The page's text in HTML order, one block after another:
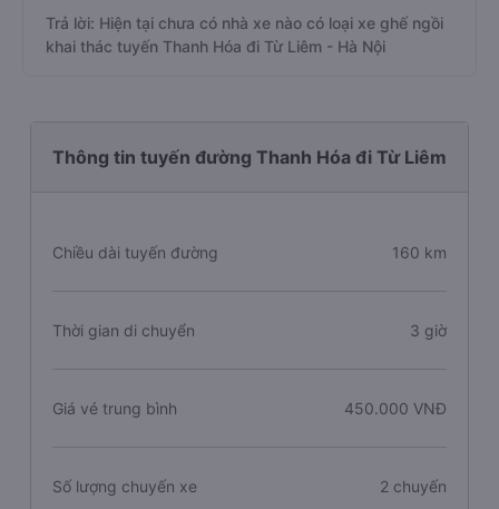
Trả lời: Hiện tại chưa có nhà xe nào có loại xe ghế ngồi
khai thác tuyến Thanh Hóa đi Từ Liêm - Hà Nội
Thông tin tuyến đường Thanh Hóa đi Từ Liêm
Chiều dài tuyến đường 160 km
Thời gian di chuyển 3 giờ
Giá vé trung bình 450.000 VNĐ
Số lượng chuyến xe 2 chuyến